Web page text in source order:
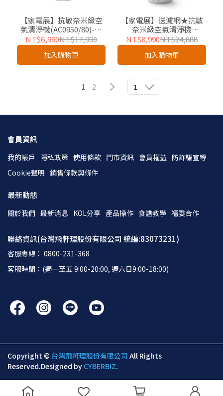
【家電展】抗敏奈米級空
氣清淨機(AC0950/80)-適
用12坪
NT$6,990NT$17,990
加入購物車
【家電展】送濾網★抗敏
奈米級空氣清淨機
(AC2936/86)-適用17坪
NT$8,990NT$24,888
加入購物車
1 2 1
會員資訊
我的帳戶 隱私政策 使用條款 門市資訊 會員權益 防詐騙宣導
Cookie聲明 銷售條款與條件
最新動態
關於我們 最新消息 KOL分享 產品操作 食譜教學 福委合作
聯絡資訊(台灣飛軒理股份有限公司 統編:83073231)
客服專線： 0800-231-368
客服時間：(週一至五 9:00-20:00, 週六日9:00-18:00)
Copyright © 台灣飛軒理股份有限公司 All Rights
Reserved.Designed by CYBERBIZ.